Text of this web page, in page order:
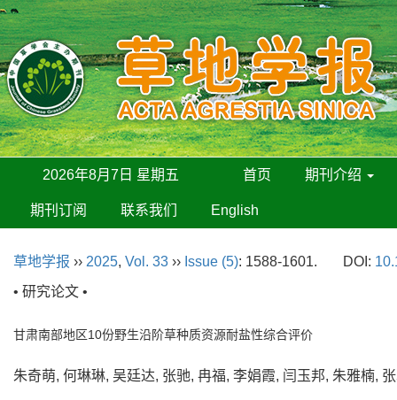
2026年8月7日 星期五 首页 期刊介绍
期刊订阅 联系我们 English
草地学报 ›› 2025, Vol. 33 ›› Issue (5): 1588-1601. DOI:
• 研究论文 •
甘肃南部地区10份野生沿阶草种质资源耐盐性综合评价
朱奇萌, 何琳琳, 吴廷达, 张驰, 冉福, 李娟霞, 闫玉邦, 朱雅楠,